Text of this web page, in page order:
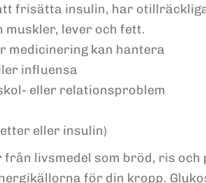
frisätta insulin, har
muskler, lever och fett.
medicinering kan hantera
influensa
eller relationsproblem
eller insulin)
livsmedel som bröd, ris och
för din kropp.